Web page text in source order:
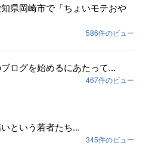
県岡崎市で「ちょいモテおや
586件のビュー
ログを始めるにあたって...
467件のビュー
という若者たち...
345件のビュー